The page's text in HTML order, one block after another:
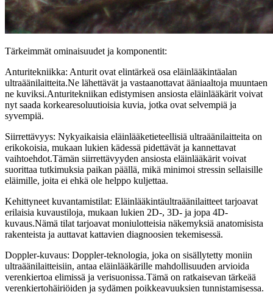
Tärkeimmät ominaisuudet ja komponentit:
Anturitekniikka: Anturit ovat elintärkeä osa eläinlääkintäalan
ultraäänilaitteita.Ne lähettävät ja vastaanottavat ääniaaltoja muuntaen
ne kuviksi.Anturitekniikan edistymisen ansiosta eläinlääkärit voivat
nyt saada korkearesoluutioisia kuvia, jotka ovat selvempiä ja
syvempiä.
Siirrettävyys: Nykyaikaisia ​​eläinlääketieteellisiä ultraäänilaitteita on
erikokoisia, mukaan lukien kädessä pidettävät ja kannettavat
vaihtoehdot.Tämän siirrettävyyden ansiosta eläinlääkärit voivat
suorittaa tutkimuksia paikan päällä, mikä minimoi stressin sellaisille
eläimille, joita ei ehkä ole helppo kuljettaa.
Kehittyneet kuvantamistilat: Eläinlääkintäultraäänilaitteet tarjoavat
erilaisia ​​kuvaustiloja, mukaan lukien 2D-, 3D- ja jopa 4D-
kuvaus.Nämä tilat tarjoavat moniulotteisia näkemyksiä anatomisista
rakenteista ja auttavat kattavien diagnoosien tekemisessä.
Doppler-kuvaus: Doppler-teknologia, joka on sisällytetty moniin
ultraäänilaitteisiin, antaa eläinlääkärille mahdollisuuden arvioida
verenkiertoa elimissä ja verisuonissa.Tämä on ratkaisevan tärkeää
verenkiertohäiriöiden ja sydämen poikkeavuuksien tunnistamisessa.